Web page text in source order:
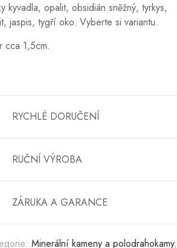
kyvadla, opalit, obsidián sněžný, tyrkys,
jaspis, tygří oko. Vyberte si variantu.
cca 1,5cm.
RYCHLÉ DORUČENÍ
RUČNÍ VÝROBA
ZÁRUKA A GARANCE
Minerální kameny a polodrahokamy,